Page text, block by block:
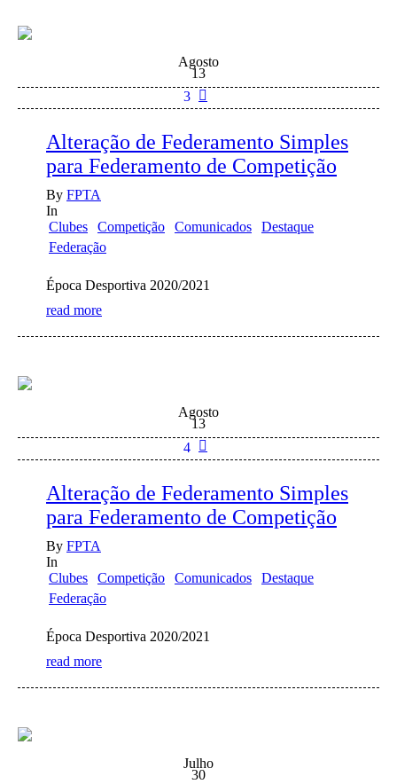
Agosto
13
3
Alteração de Federamento Simples
para Federamento de Competição
By FPTA
In
Clubes
Competição Comunicados
Destaque
Federação
Época Desportiva 2020/2021
read more
Agosto
13
4
Alteração de Federamento Simples
para Federamento de Competição
By FPTA
In
Clubes
Competição Comunicados
Destaque
Federação
Época Desportiva 2020/2021
read more
Julho
30